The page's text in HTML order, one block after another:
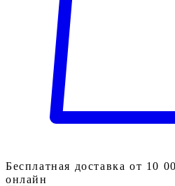
Бесплатная доставка от 10
онлайн